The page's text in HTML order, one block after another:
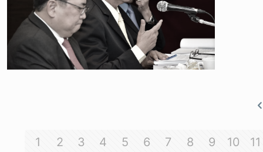
1 2 3 4 5 6 7 8 9 10
11